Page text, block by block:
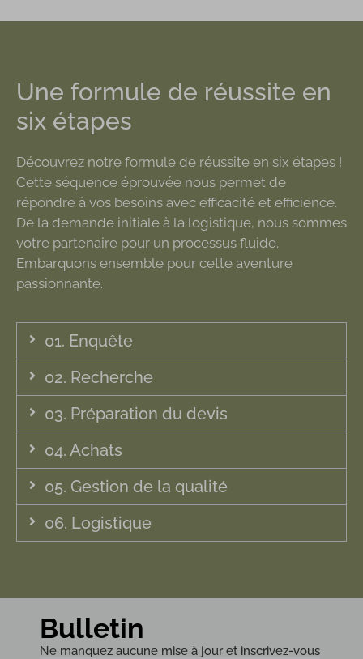
Une formule de réussite en
six étapes
Découvrez notre formule de réussite en six étapes !
Cette séquence éprouvée nous permet de
répondre à vos besoins avec efficacité et efficience.
De la demande initiale à la logistique, nous sommes
votre partenaire pour un processus fluide.
Embarquons ensemble pour cette aventure
passionnante.
01. Enquête
02. Recherche
03. Préparation du devis
04. Achats
05. Gestion de la qualité
06. Logistique
Bulletin
Ne manquez aucune mise à jour et inscrivez-vous